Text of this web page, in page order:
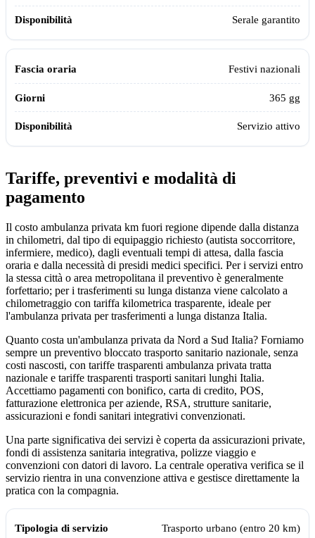
Serale garantito
Festivi nazionali
365 gg
Servizio attivo
Tariffe, preventivi e modalità di
pagamento
Il costo ambulanza privata km fuori regione dipende dalla distanza
in chilometri, dal tipo di equipaggio richiesto (autista soccorritore,
infermiere, medico), dagli eventuali tempi di attesa, dalla fascia
oraria e dalla necessità di presidi medici specifici. Per i servizi entro
la stessa città o area metropolitana il preventivo è generalmente
forfettario; per i trasferimenti su lunga distanza viene calcolato a
chilometraggio con tariffa kilometrica trasparente, ideale per
l'ambulanza privata per trasferimenti a lunga distanza Italia.
Quanto costa un'ambulanza privata da Nord a Sud Italia? Forniamo
sempre un preventivo bloccato trasporto sanitario nazionale, senza
costi nascosti, con tariffe trasparenti ambulanza privata tratta
nazionale e tariffe trasparenti trasporti sanitari lunghi Italia.
Accettiamo pagamenti con bonifico, carta di credito, POS,
fatturazione elettronica per aziende, RSA, strutture sanitarie,
assicurazioni e fondi sanitari integrativi convenzionati.
Una parte significativa dei servizi è coperta da assicurazioni private,
fondi di assistenza sanitaria integrativa, polizze viaggio e
convenzioni con datori di lavoro. La centrale operativa verifica se il
servizio rientra in una convenzione attiva e gestisce direttamente la
pratica con la compagnia.
Tariffe indicative dei servizi Assistiamo Te aggiornate al 2026
Tipologia di servizio Tariffa indicativa
Trasporto urbano (entro 20 km)